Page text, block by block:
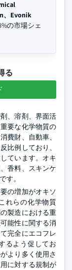
、Evonik
の市場シェ
る
、溶剤、界面活
要な化学物質の
費財、自動車、
比例しており、
ています。オキ
香料、スキンケ
す。
の増加がオキソ
れらの化学物質
製造における重
能性に関する消
完全にエコフレ
るよう促してお
より多く使用さ
に対する規制が